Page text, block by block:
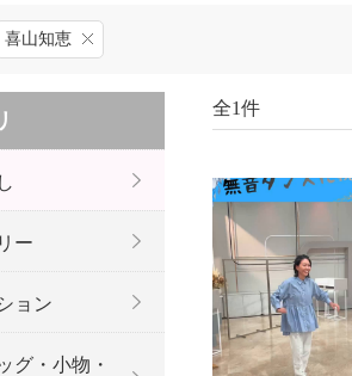
喜山知恵
ー
ョン
グ・小物・
全1件